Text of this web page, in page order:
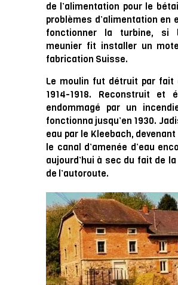
de l’alimentation pour le
problèmes d’alimentation en
fonctionner la turbine, si
meunier fit installer un
fabrication Suisse.
Le moulin fut détruit par fait
1914-1918. Reconstruit et
endommagé par un
fonctionna jusqu’en 1930.
eau par le Kleebach,
le canal d’amenée d’eau
aujourd’hui à sec du fait de
de l’autoroute.